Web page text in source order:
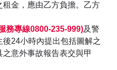
金，應由乙方負擔。乙方
務專線0800-235-999)及警
24小時內提出包括圖解之
意外事故報告表交與甲